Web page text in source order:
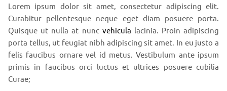
Lorem ipsum dolor sit amet, consectetur adipiscing elit.
Curabitur pellentesque neque eget diam posuere porta.
Quisque ut nulla at nunc vehicula lacinia. Proin adipiscing
porta tellus, ut feugiat nibh adipiscing sit amet. In eu justo a
felis faucibus ornare vel id metus. Vestibulum ante ipsum
primis in faucibus orci luctus et ultrices posuere cubilia
Curae;